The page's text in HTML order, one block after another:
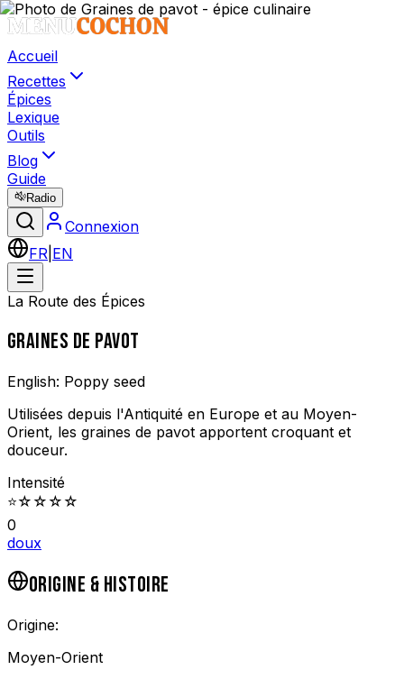
Accueil
Recettes
Épices
Lexique
Outils
Blog
Guide
Radio
Connexion
FR EN
La Route des Épices
GRAINES DE PAVOT
English: Poppy seed
Utilisées depuis l'Antiquité en Europe et au Moyen-
Orient, les graines de pavot apportent croquant et
douceur.
Intensité
⭐☆ ☆ ☆ ☆
0
doux
ORIGINE & HISTOIRE
Origine:
Moyen-Orient